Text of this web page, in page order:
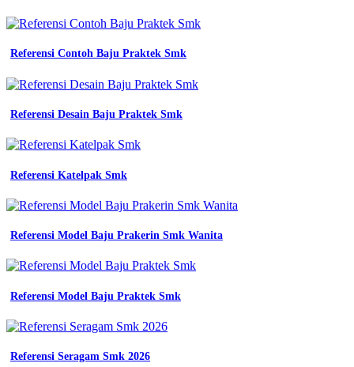
Referensi Contoh Baju Praktek Smk
Referensi Desain Baju Praktek Smk
Referensi Katelpak Smk
Referensi Model Baju Prakerin Smk Wanita
Referensi Model Baju Praktek Smk
Referensi Seragam Smk 2026